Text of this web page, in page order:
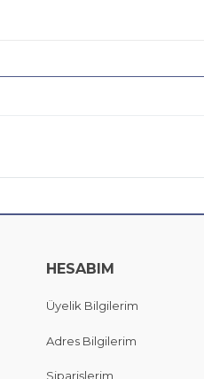
HESABIM
Üyelik Bilgilerim
Adres Bilgilerim
Siparişlerim